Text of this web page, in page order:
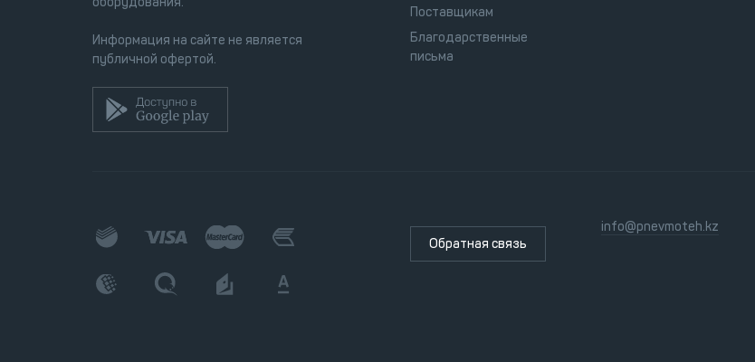
Информация на сайте не является
публичной офертой.
Поставщикам
Благодарственные
письма
Обратная связь
info@pnevmoteh.kz